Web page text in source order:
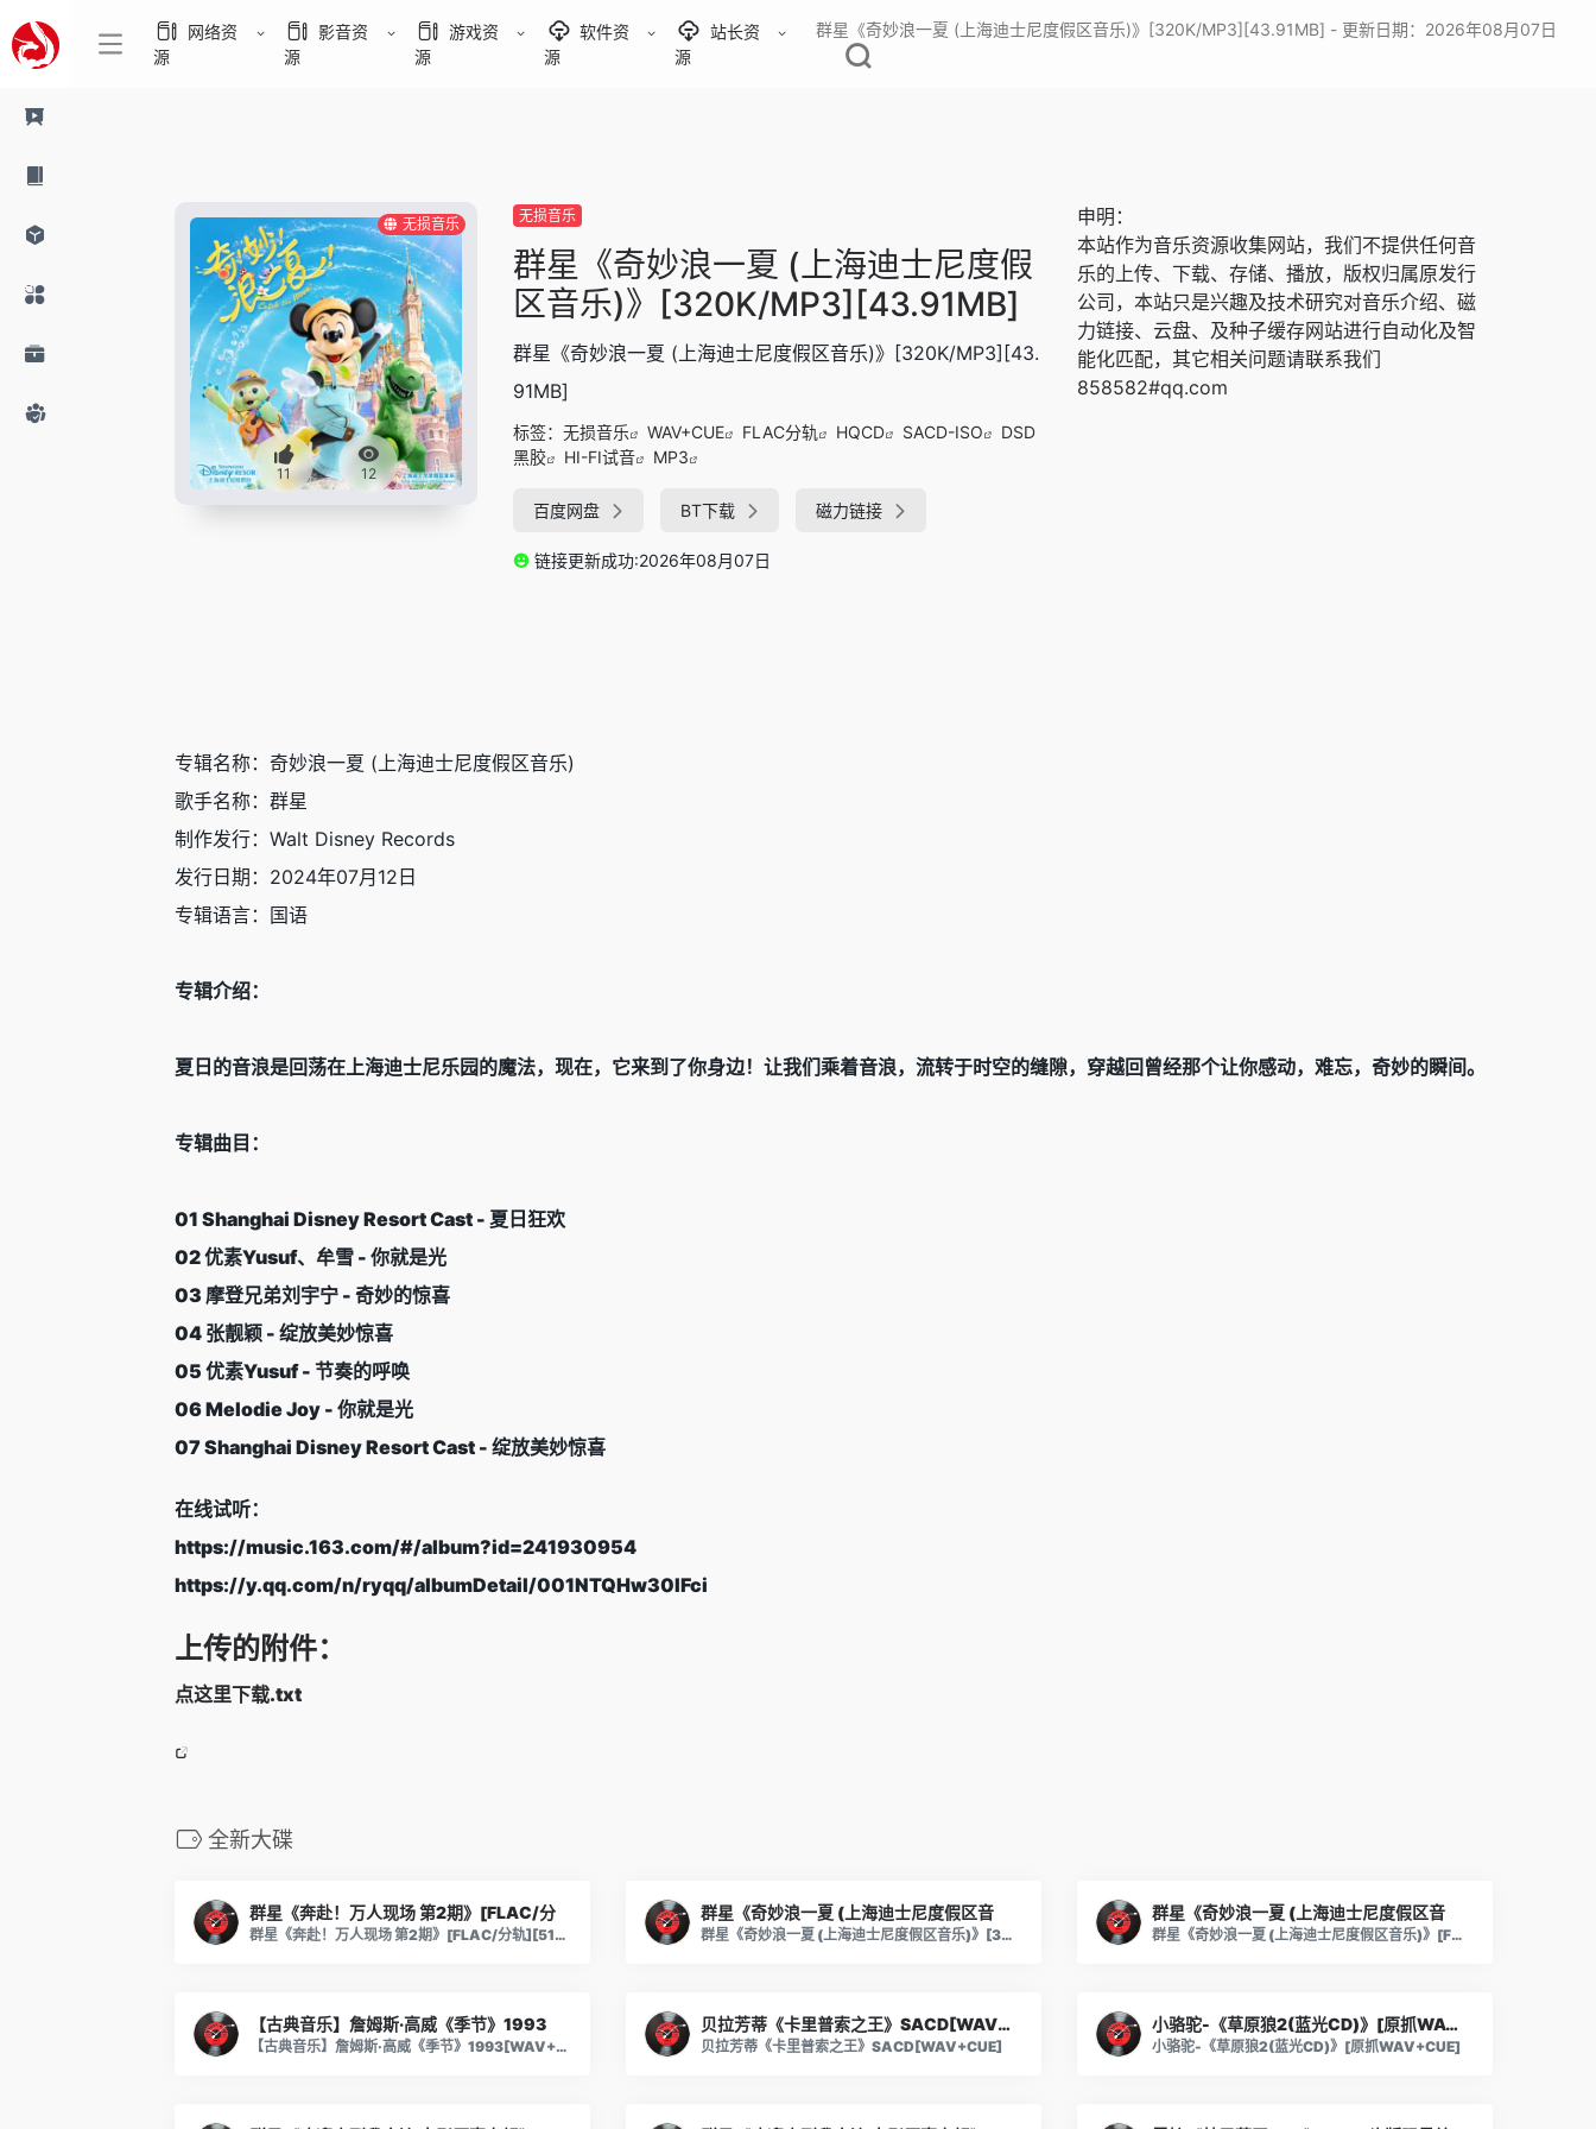
网络资
源
影音资
源
游戏资
源
软件资
源
站长资
源
群星《奇妙浪一夏 (上海迪士尼度假区音乐)》[320K/MP3][43.91MB] - 更新日期：2026年08月07日
无损音乐
11 12
无损音乐
群星《奇妙浪一夏 (上海迪士尼度假
区音乐)》[320K/MP3][43.91MB]
群星《奇妙浪一夏 (上海迪士尼度假区音乐)》[320K/MP3][43.
91MB]
标签： 无损音乐 WAV+CUE FLAC分轨 HQCD SACD-ISO
DSD
黑胶
HI-FI试音 MP3
百度网盘 BT下载 磁力链接
链接更新成功:2026年08月07日
申明：
本站作为音乐资源收集网站，我们不提供任何音
乐的上传、下载、存储、播放，版权归属原发行
公司，本站只是兴趣及技术研究对音乐介绍、磁
力链接、云盘、及种子缓存网站进行自动化及智
能化匹配，其它相关问题请联系我们
858582#qq.com
专辑名称：奇妙浪一夏 (上海迪士尼度假区音乐)
歌手名称：群星
制作发行：Walt Disney Records
发行日期：2024年07月12日
专辑语言：国语
专辑介绍：
夏日的音浪是回荡在上海迪士尼乐园的魔法，现在，它来到了你身边！让我们乘着音浪，流转于时空的缝隙，穿越回曾经那个让你感动，难忘，奇妙的瞬间。
专辑曲目：
01 Shanghai Disney Resort Cast - 夏日狂欢
02 优素Yusuf、牟雪 - 你就是光
03 摩登兄弟刘宇宁 - 奇妙的惊喜
04 张靓颖 - 绽放美妙惊喜
05 优素Yusuf - 节奏的呼唤
06 Melodie Joy - 你就是光
07 Shanghai Disney Resort Cast - 绽放美妙惊喜
在线试听：
https://music.163.com/#/album?id=241930954
https://y.qq.com/n/ryqq/albumDetail/001NTQHw30IFci
上传的附件：
点这里下载.txt
全新大碟
群星《奔赴！万人现场 第2期》[FLAC/分
群星《奔赴！万人现场 第2期》[FLAC/分轨][518.87MB]
群星《奇妙浪一夏 (上海迪士尼度假区音
群星《奇妙浪一夏 (上海迪士尼度假区音乐)》[320K/MP3][43.91MB]
群星《奇妙浪一夏 (上海迪士尼度假区音
群星《奇妙浪一夏 (上海迪士尼度假区音乐)》[FLAC/分轨][140.49MB]
【古典音乐】詹姆斯·高威《季节》1993
【古典音乐】詹姆斯·高威《季节》1993[WAV+CUE]
贝拉芳蒂《卡里普索之王》SACD[WAV+CU
贝拉芳蒂《卡里普索之王》SACD[WAV+CUE]
小骆驼-《草原狼2(蓝光CD)》[原抓WAV+
小骆驼-《草原狼2(蓝光CD)》[原抓WAV+CUE]